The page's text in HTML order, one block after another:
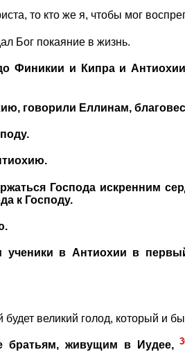
то кто же я, чтобы мог
Бог покаяние в жизнь.
Финикии и Кипра и
говорили Еллинам,
Господа искренним
к Господу.
в Антиохии в
великий голод, который и
братьям, живущим в Иудее,